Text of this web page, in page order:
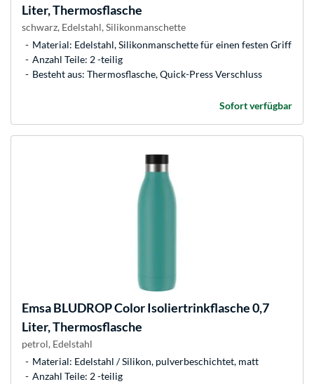
Liter, Thermosflasche
schwarz, Edelstahl, Silikonmanschette
Material: Edelstahl, Silikonmanschette für einen festen Griff
Anzahl Teile: 2 -teilig
Besteht aus: Thermosflasche, Quick-Press Verschluss
Sofort verfügbar
EmsaBLUDROP Color Isoliertrinkflasche 0,7
Liter, Thermosflasche
petrol, Edelstahl
Material: Edelstahl / Silikon, pulverbeschichtet, matt
Anzahl Teile: 2 -teilig